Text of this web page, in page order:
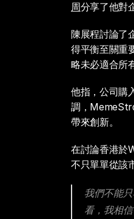
周分享了他對
陳展程討論了
得平衡至關重
略未必適合所
他指，公司購
調，
帶來創新。
在討論香港於
不只單單從該
我們不能
看，我相